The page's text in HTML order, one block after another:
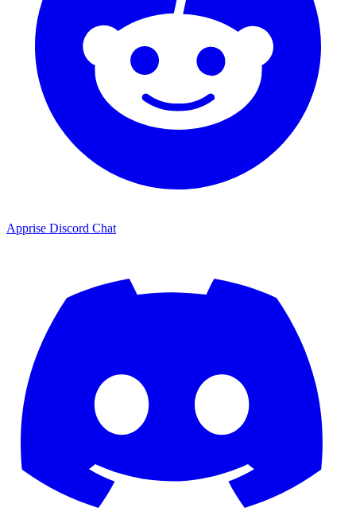
Apprise Discord Chat